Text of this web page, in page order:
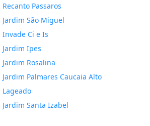
Passaros
Jardim São Miguel
Invade Ci e Is
Jardim Ipes
Jardim Rosalina
Jardim Palmares Caucaia Alto
Lageado
Jardim Santa Izabel